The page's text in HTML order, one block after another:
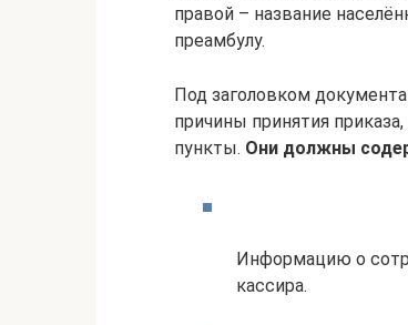
правой – название
преамбулу.
Под заголовком
причины принятия
пункты. Они должны
Информацию о
кассира.